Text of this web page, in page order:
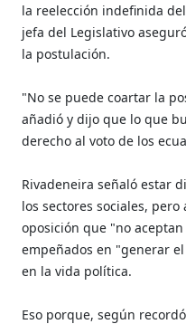
la reelección indefinida
jefa del Legislativo
la postulación.
"No se puede coartar la
añadió y dijo que lo que
derecho al voto de los
Rivadeneira señaló estar
los sectores sociales,
oposición que "no
empeñados en "generar
en la vida política.
Eso porque, según